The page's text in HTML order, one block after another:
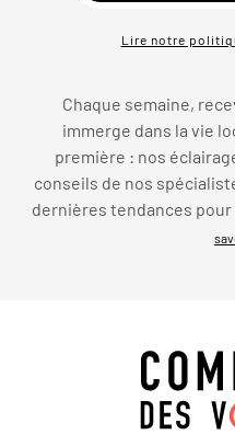
Lire notre
Chaque semaine,
immerge dans la vie
première : nos
conseils de nos
dernières tendances pour